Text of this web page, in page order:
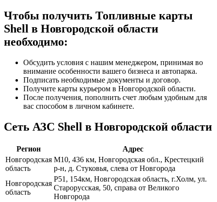
Чтобы получить Топливные карты
Shell в Новгородской области
необходимо:
Обсудить условия с нашим менеджером, принимая во
внимание особенности вашего бизнеса и автопарка.
Подписать необходимые документы и договор.
Получите карты курьером в Новгородской области.
После получения, пополнить счет любым удобным для
вас способом в личном кабинете.
Сеть АЗС Shell в Новгородской области
Регион
Адрес
Новгородская
область
М10, 436 км, Новгородская обл., Крестецкий
р-н, д. Стуковья, слева от Новгорода
Новгородская
область
Р51, 154км, Новгородская область, г.Холм, ул.
Старорусская, 50, справа от Великого
Новгорода